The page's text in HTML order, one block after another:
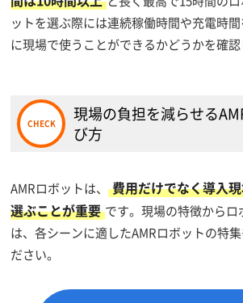
ットを選ぶ際には連続稼働時間や充電時
に現場で使うことができるかどうかを確認
現場の負担を減らせる
び方
AMRロボットは、 費用だけでなく導入
選ぶことが重要 です。現場の特徴から
は、各シーンに適したAMRロボットの特
ださい。